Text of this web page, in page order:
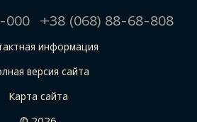
000 +38 (068) 88-68-808
информация
версия сайта
Карта сайта